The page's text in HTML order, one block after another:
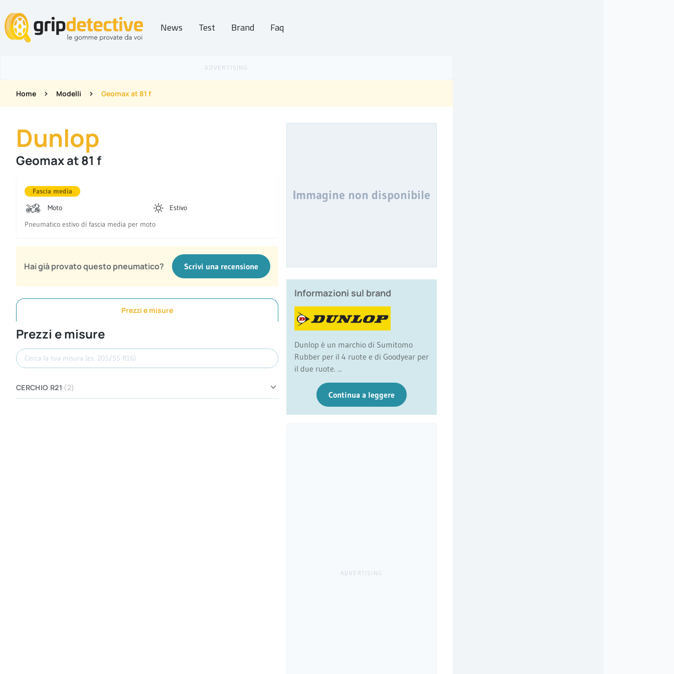
GripDetective News Test Brand Faq
Home Modelli Geomax at 81 f
Dunlop
Geomax at 81 f
Fascia media
Moto
Estivo
Pneumatico estivo di fascia media per moto
Hai già provato questo pneumatico? Scrivi una recensione
Immagine non disponibile
Informazioni sul brand
Dunlop è un marchio di Sumitomo
Rubber per il 4 ruote e di Goodyear per
il due ruote. ...
Continua a leggere
Prezzi e misure
Prezzi e misure
Cerca misura
CERCHIO R21 (2)